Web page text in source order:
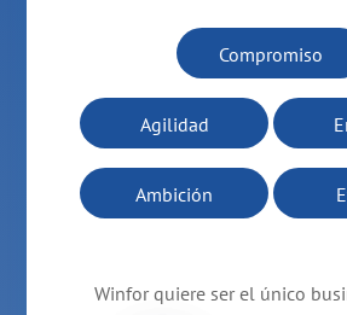
Compromiso
Agilidad
Ambición
Winfor quiere ser el único